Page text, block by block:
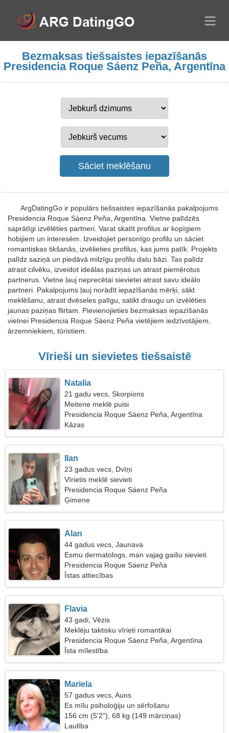
Bezmaksas tiešsaistes iepazīšanās
Presidencia Roque Sáenz Peña, Argentīna
ArgDatingGo ir populārs tiešsaistes iepazīšanās pakalpojums
Presidencia Roque Sáenz Peña, Argentīna. Vietne palīdzēs
saprātīgi izvēlēties partneri. Varat skatīt profilus ar kopīgiem
hobijiem un interesēm. Izveidojiet personīgo profilu un sāciet
romantiskas tikšanās, izvēlieties profilus, kas jums patīk. Projekts
palīdz saziņā un piedāvā milzīgu profilu datu bāzi. Tas palīdz
atrast cilvēku, izveidot ideālas paziņas un atrast piemērotus
partnerus. Vietne ļauj neprecētai sievietei atrast savu ideālo
partneri. Pakalpojums ļauj norādīt iepazīšanās mērķi, sākt
meklēšanu, atrast dvēseles palīgu, satikt draugu un izvēlēties
jaunas paziņas flirtam. Pievienojieties bezmaksas iepazīšanās
vietnei Presidencia Roque Sáenz Peña vietējiem iedzīvotājiem,
ārzemniekiem, tūristiem.
Vīrieši un sievietes tiešsaistē
Natalia
21 gadu vecs, Skorpions
Meitene meklē puisi
Presidencia Roque Sáenz Peña, Argentīna
Kāzas
Ilan
23 gadus vecs, Dvīņi
Vīrietis meklē sievieti
Presidencia Roque Sáenz Peña
Ģimene
Alan
44 gadus vecs, Jaunava
Esmu dermatologs, man vajag gaišu sievieti
Presidencia Roque Sáenz Peña
Īstas attiecības
Flavia
43 gadi, Vēzis
Meklēju taktisku vīrieti romantikai
Presidencia Roque Sáenz Peña, Argentīna
Īsta mīlestība
Mariela
57 gadus vecs, Auns
Es mīlu psiholoģiju un sērfošanu
156 cm (5'2"), 68 kg (149 mārciņas)
Laulība